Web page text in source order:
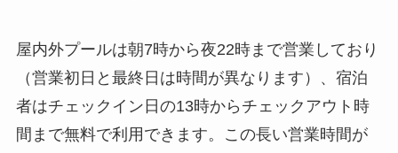
屋内外プールは朝7時から夜22時まで営業しており
（営業初日と最終日は時間が異なります）、宿泊
者はチェックイン日の13時からチェックアウト時
間まで無料で利用できます。この長い営業時間が